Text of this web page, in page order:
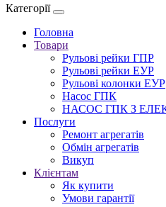
Категорії
Головна
Товари
Рульові рейки ГПР
Рульові рейки ЕУР
Рульові колонки ЕУР
Насос ГПК
НАСОС ГПК З
Послуги
Ремонт агрегатів
Обмін агрегатів
Викуп
Клієнтам
Як купити
Умови гарантії